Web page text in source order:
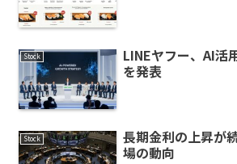
Stock
LINEヤフー、AI活
を発表
Stock
長期金利の上昇が
場の動向